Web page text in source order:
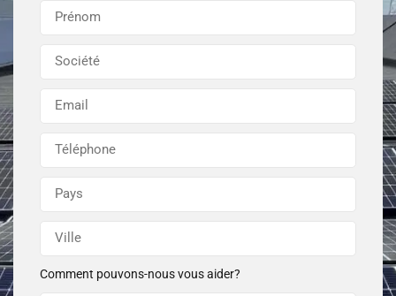
Comment pouvons-nous vous aider?